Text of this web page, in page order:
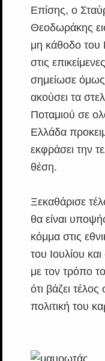
Επίσης, ο
Θεοδωράκης
μη κάθοδο του
στις
σημείωσε όμως
ακούσει τα
Ποταμιού σε
Ελλάδα
εκφράσει την
θέση.
Ξεκαθάρισε
θα είναι
κόμμα στις
του Ιουλίου
με τον τρόπο
ότι βάζει τέλος
πολιτική του